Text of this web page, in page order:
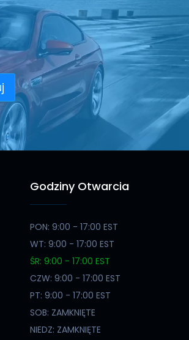
Godziny Otwarcia
PON: 9:00 - 17:00 EST
WT: 9:00 - 17:00 EST
ŚR: 9:00 - 17:00 EST
CZW: 9:00 - 17:00 EST
PT: 9:00 - 17:00 EST
SOB: ZAMKNIĘTE
NIEDZ: ZAMKNIĘTE